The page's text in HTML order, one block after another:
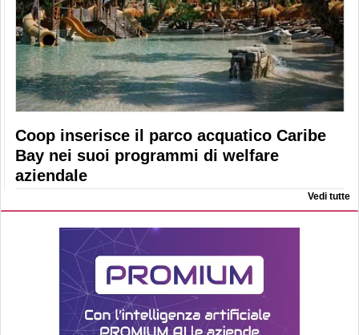
Coop inserisce il parco acquatico Caribe
Bay nei suoi programmi di welfare
aziendale
Vedi tutte